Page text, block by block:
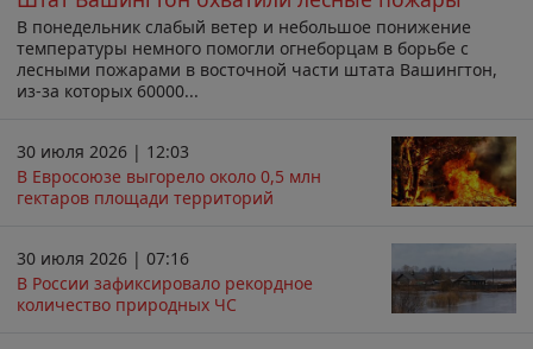
В понедельник слабый ветер и небольшое понижение
температуры немного помогли огнеборцам в борьбе с
лесными пожарами в восточной части штата Вашингтон,
из-за которых 60000...
30 июля 2026 | 12:03
В Евросоюзе выгорело около 0,5 млн
гектаров площади территорий
30 июля 2026 | 07:16
В России зафиксировало рекордное
количество природных ЧС